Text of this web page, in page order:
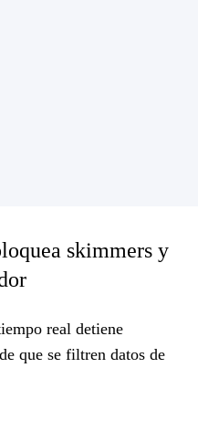
skimmers y
real detiene
que se filtren datos de